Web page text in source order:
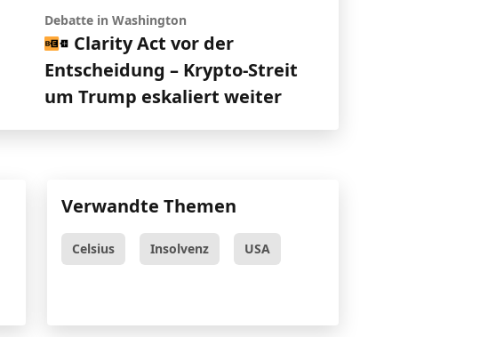
Debatte in Washington
Clarity Act vor der
Entscheidung – Krypto-Streit
um Trump eskaliert weiter
Verwandte Themen
Celsius Insolvenz USA